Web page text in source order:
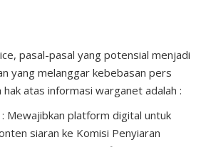
pasal-pasal yang potensial menjadi
yang melanggar kebebasan pers
atas informasi warganet adalah :
Mewajibkan platform digital untuk
siaran ke Komisi Penyiaran